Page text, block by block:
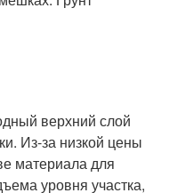
верхний слой
Из-за низкой цены
материала для
уровня участка,